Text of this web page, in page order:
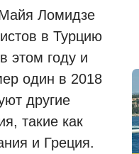
Ломидзе
в Турцию
этом году и
один в 2018
другие
такие как
и Греция.